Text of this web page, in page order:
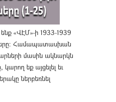
«ՎԷՄ»-ի 1933-1939
Համապատասխան
մասին ակնարկն
եք այցելել եւ
ներբեռնել